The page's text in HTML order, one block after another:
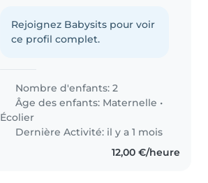
Rejoignez Babysits pour voir
ce profil complet.
Nombre d'enfants: 2
Âge des enfants: Maternelle •
Écolier
Dernière Activité: il y a 1 mois
12,00 €/heure